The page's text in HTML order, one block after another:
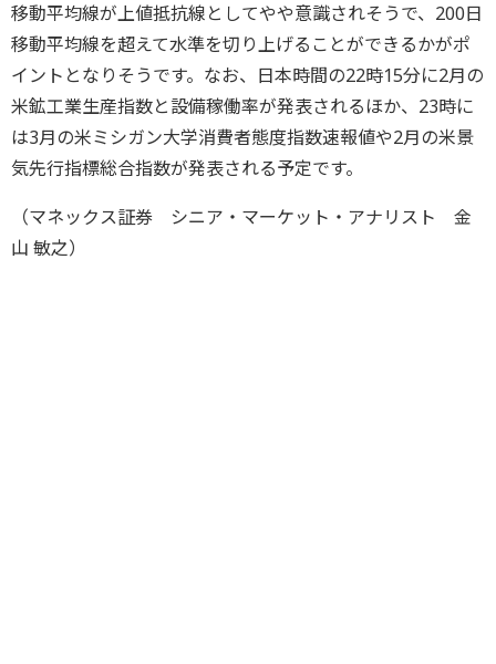
移動平均線が上値抵抗線としてやや意識されそうで、200日
移動平均線を超えて水準を切り上げることができるかがポ
イントとなりそうです。なお、日本時間の22時15分に2月の
米鉱工業生産指数と設備稼働率が発表されるほか、23時に
は3月の米ミシガン大学消費者態度指数速報値や2月の米景
気先行指標総合指数が発表される予定です。
（マネックス証券 シニア・マーケット・アナリスト 金
山 敏之）